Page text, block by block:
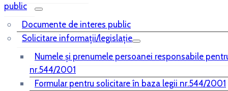
public
Documente de interes public
Solicitare informații/legislație
Numele și prenumele persoanei responsabile
nr.544/2001
Formular pentru solicitare în baza legii nr.544/2001